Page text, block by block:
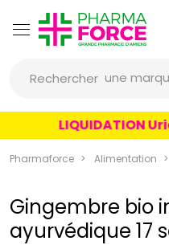
Rechercher
un produit
une
LIQUIDATION
Pharmaforce Alimentation
Gingembre bio
ayurvédique 17